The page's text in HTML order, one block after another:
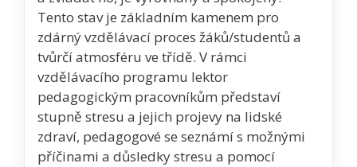
Tento stav je základním kamenem pro
zdárný vzdělávací proces žáků/studentů a
tvůrčí atmosféru ve třídě. V rámci
vzdělávacího programu lektor
pedagogickým pracovníkům představí
stupně stresu a jejich projevy na lidské
zdraví, pedagogové se seznámí s možnými
příčinami a důsledky stresu a pomocí